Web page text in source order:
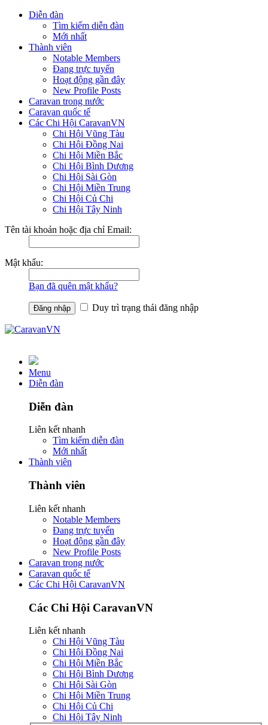
Diễn đàn
Tìm kiếm diễn đàn
Mới nhất
Thành viên
Notable Members
Đang trực tuyến
Hoạt động gần đây
New Profile Posts
Caravan trong nước
Caravan quốc tế
Các Chi Hội CaravanVN
Chi Hội Vũng Tàu
Chi Hội Đồng Nai
Chi Hội Miền Bắc
Chi Hội Bình Dương
Chi Hội Sài Gòn
Chi Hội Miền Trung
Chi Hội Củ Chi
Chi Hội Tây Ninh
Tên tài khoản hoặc địa chỉ Email:
Mật khẩu:
Bạn đã quên mật khẩu?
Duy trì trạng thái đăng nhập
Menu
Diễn đàn
Diễn đàn
Liên kết nhanh
Tìm kiếm diễn đàn
Mới nhất
Thành viên
Thành viên
Liên kết nhanh
Notable Members
Đang trực tuyến
Hoạt động gần đây
New Profile Posts
Caravan trong nước
Caravan quốc tế
Các Chi Hội CaravanVN
Các Chi Hội CaravanVN
Liên kết nhanh
Chi Hội Vũng Tàu
Chi Hội Đồng Nai
Chi Hội Miền Bắc
Chi Hội Bình Dương
Chi Hội Sài Gòn
Chi Hội Miền Trung
Chi Hội Củ Chi
Chi Hội Tây Ninh